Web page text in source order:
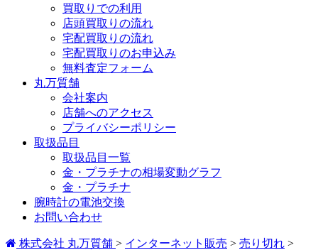
買取りでの利用
店頭買取りの流れ
宅配買取りの流れ
宅配買取りのお申込み
無料査定フォーム
丸万質舗
会社案内
店舗へのアクセス
プライバシーポリシー
取扱品目
取扱品目一覧
金・プラチナの相場変動グラフ
金・プラチナ
腕時計の電池交換
お問い合わせ
株式会社 丸万質舗 > インターネット販売 > 売り切れ >